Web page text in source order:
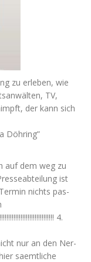
zu erle­ben, wie
TV,
der kann sich
Döhring”
auf dem weg zu
ist
nichts pas­
4.
nur an den Ner­
saemt­li­che